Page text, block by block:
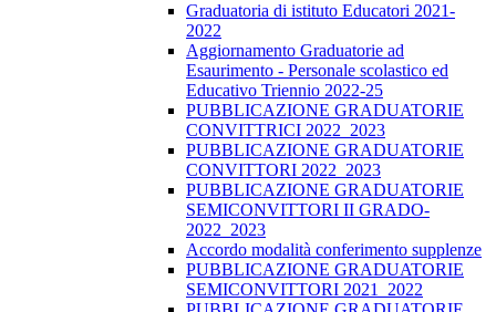
Graduatoria di istituto Educatori 2021-
2022
Aggiornamento Graduatorie ad
Esaurimento - Personale scolastico ed
Educativo Triennio 2022-25
PUBBLICAZIONE GRADUATORIE
CONVITTRICI 2022_2023
PUBBLICAZIONE GRADUATORIE
CONVITTORI 2022_2023
PUBBLICAZIONE GRADUATORIE
SEMICONVITTORI II GRADO-
2022_2023
Accordo modalità conferimento supplenze
PUBBLICAZIONE GRADUATORIE
SEMICONVITTORI 2021_2022